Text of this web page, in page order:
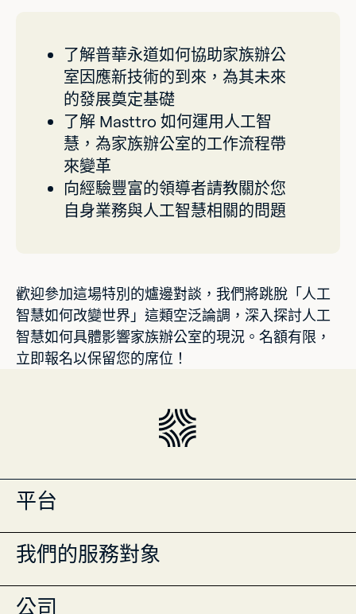
了解普華永道如何協助家族辦公
室因應新技術的到來，為其未來
的發展奠定基礎
了解 Masttro 如何運用人工智
慧，為家族辦公室的工作流程帶
來變革
向經驗豐富的領導者請教關於您
自身業務與人工智慧相關的問題
歡迎參加這場特別的爐邊對談，我們將跳脫「人工
智慧如何改變世界」這類空泛論調，深入探討人工
智慧如何具體影響家族辦公室的現況。名額有限，
立即報名以保留您的席位！
平台
投資組合管理
Masttro Intelligence
資料彙整
我們的服務對象
單一家族辦公室
公司